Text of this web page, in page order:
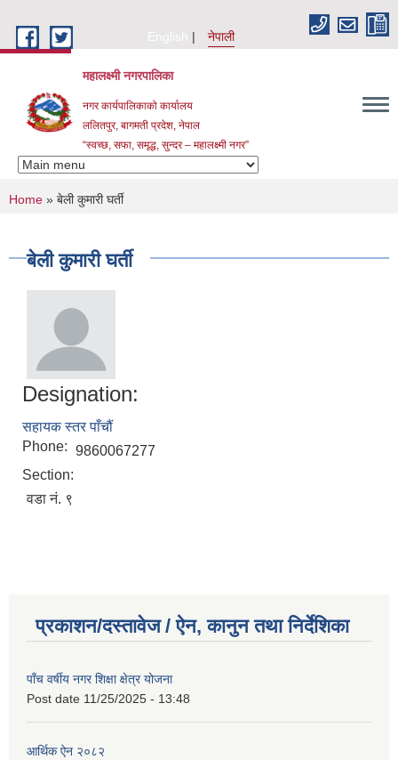
English
नेपाली
महालक्ष्मी नगरपालिका
नगर कार्यपालिकाको कार्यालय
ललितपुर, बागमती प्रदेश, नेपाल
“स्वच्छ, सफा, समृद्ध, सुन्दर – महालक्ष्मी नगर”
You are here
Home » बेली कुमारी घर्ती
बेली कुमारी घर्ती
Designation:
सहायक स्तर पाँचौं
Phone: 9860067277
Section:
वडा नं. ९
प्रकाशन/दस्तावेज / ऐन, कानुन तथा निर्देशिका
पाँच वर्षीय नगर शिक्षा क्षेत्र योजना
Post date 11/25/2025 - 13:48
आर्थिक ऐन २०८२